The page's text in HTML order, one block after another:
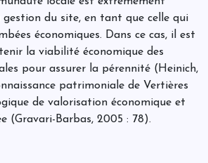
du site, en tant que celle qui
économiques. Dans ce cas, il est
la viabilité économique des
pour assurer la pérennité (Heinich,
patrimoniale de Vertières
de valorisation économique et
(Gravari-Barbas, 2005 : 78).